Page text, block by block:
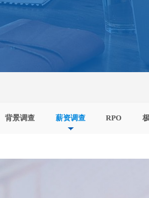
背景调查 薪资调查 RPO